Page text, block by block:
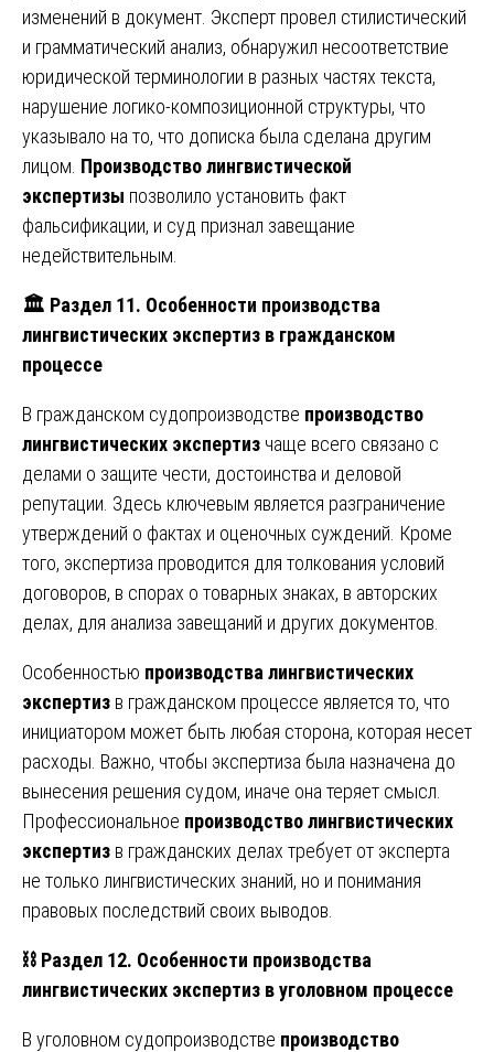
изменений в документ. Эксперт провел стилистический
и грамматический анализ, обнаружил несоответствие
юридической терминологии в разных частях текста,
нарушение логико-композиционной структуры, что
указывало на то, что дописка была сделана другим
лицом. Производство лингвистической
экспертизы позволило установить факт
фальсификации, и суд признал завещание
недействительным.
🏛️ Раздел 11. Особенности производства
лингвистических экспертиз в гражданском
процессе
В гражданском судопроизводстве производство
лингвистических экспертиз чаще всего связано с
делами о защите чести, достоинства и деловой
репутации. Здесь ключевым является разграничение
утверждений о фактах и оценочных суждений. Кроме
того, экспертиза проводится для толкования условий
договоров, в спорах о товарных знаках, в авторских
делах, для анализа завещаний и других документов.
Особенностью производства лингвистических
экспертиз в гражданском процессе является то, что
инициатором может быть любая сторона, которая несет
расходы. Важно, чтобы экспертиза была назначена до
вынесения решения судом, иначе она теряет смысл.
Профессиональное производство лингвистических
экспертиз в гражданских делах требует от эксперта
не только лингвистических знаний, но и понимания
правовых последствий своих выводов.
⛓️ Раздел 12. Особенности производства
лингвистических экспертиз в уголовном процессе
В уголовном судопроизводстве производство